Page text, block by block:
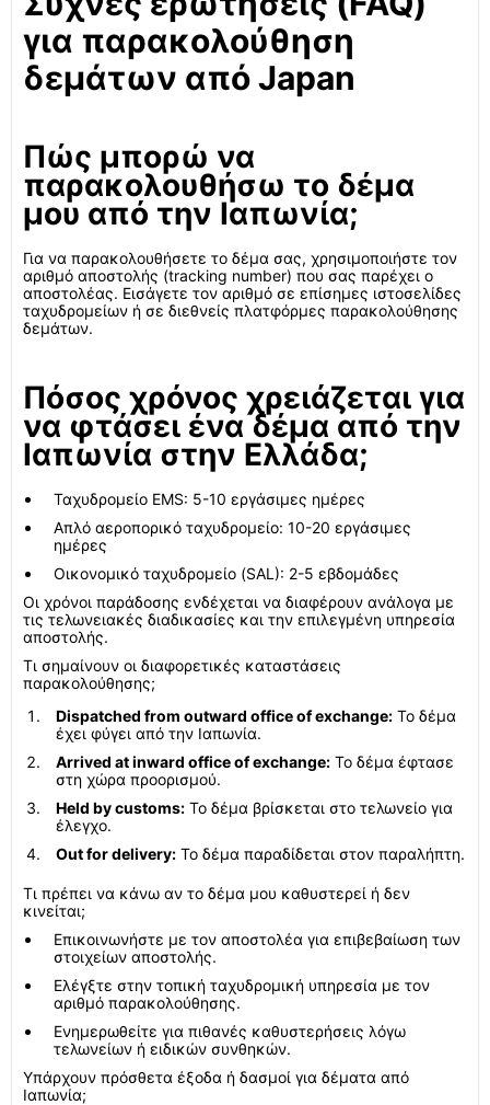
για παρακολούθηση
δεμάτων από Japan
Πώς μπορώ να
παρακολουθήσω το δέμα
μου από την Ιαπωνία;
Για να παρακολουθήσετε το δέμα σας, χρησιμοποιήστε τον
αριθμό αποστολής (tracking number) που σας παρέχει ο
αποστολέας. Εισάγετε τον αριθμό σε επίσημες ιστοσελίδες
ταχυδρομείων ή σε διεθνείς πλατφόρμες παρακολούθησης
δεμάτων.
Πόσος χρόνος χρειάζεται για
να φτάσει ένα δέμα από την
Ιαπωνία στην Ελλάδα;
Ταχυδρομείο EMS: 5-10 εργάσιμες ημέρες
Απλό αεροπορικό ταχυδρομείο: 10-20 εργάσιμες
ημέρες
Οικονομικό ταχυδρομείο (SAL): 2-5 εβδομάδες
Οι χρόνοι παράδοσης ενδέχεται να διαφέρουν ανάλογα με
τις τελωνειακές διαδικασίες και την επιλεγμένη υπηρεσία
αποστολής.
Τι σημαίνουν οι διαφορετικές καταστάσεις
παρακολούθησης;
Dispatched from outward office of exchange: Το δέμα
έχει φύγει από την Ιαπωνία.
Arrived at inward office of exchange: Το δέμα έφτασε
στη χώρα προορισμού.
Held by customs: Το δέμα βρίσκεται στο τελωνείο για
έλεγχο.
Out for delivery: Το δέμα παραδίδεται στον παραλήπτη.
Τι πρέπει να κάνω αν το δέμα μου καθυστερεί ή δεν
κινείται;
Επικοινωνήστε με τον αποστολέα για επιβεβαίωση των
στοιχείων αποστολής.
Ελέγξτε στην τοπική ταχυδρομική υπηρεσία με τον
αριθμό παρακολούθησης.
Ενημερωθείτε για πιθανές καθυστερήσεις λόγω
τελωνείων ή ειδικών συνθηκών.
Υπάρχουν πρόσθετα έξοδα ή δασμοί για δέματα από
Ιαπωνία;